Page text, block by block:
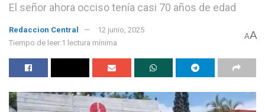
El señor ahora occiso tenía casi 70 años de edad
Redaccion Central
12 junio, 2025
Tiempo de leer:1 lectura mínima
AA